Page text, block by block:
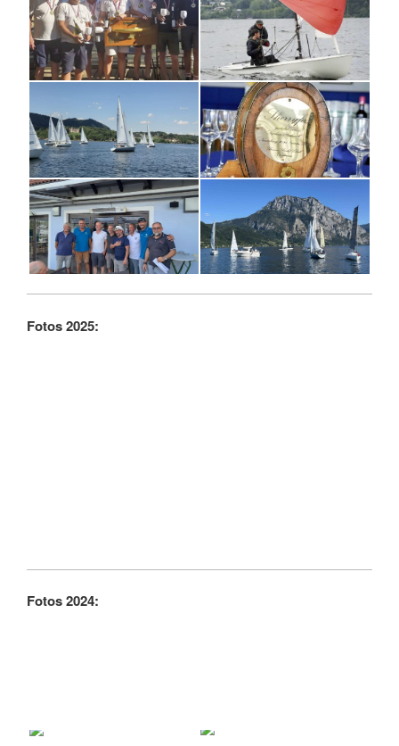
Fotos 2025:
Fotos 2024: